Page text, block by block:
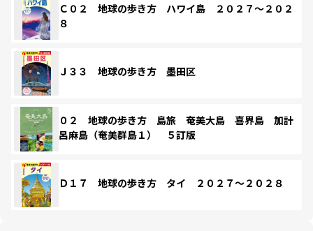
Ｃ０２ 地球の歩き方 ハワイ島 ２０２７～２０２
８
Ｊ３３ 地球の歩き方 墨田区
０２ 地球の歩き方 島旅 奄美大島 喜界島 加計
呂麻島（奄美群島１） ５訂版
Ｄ１７ 地球の歩き方 タイ ２０２７～２０２８